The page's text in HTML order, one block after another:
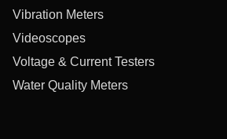
Vibration Meters
Videoscopes
Voltage & Current Testers
Water Quality Meters